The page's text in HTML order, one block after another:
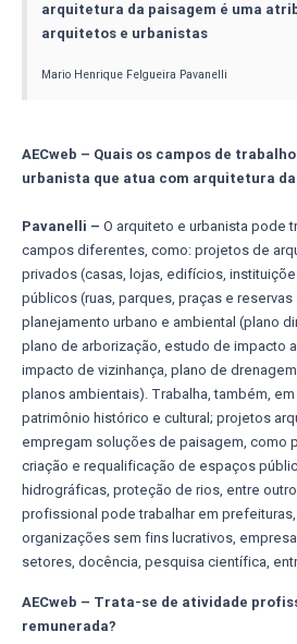
arquitetura da paisagem é uma
arquitetos e urbanistas
Mario Henrique Felgueira Pavanelli
AECweb – Quais os campos de
urbanista que atua com arquitetura da
Pavanelli – O arquiteto e urbanista pode
campos diferentes, como: projetos de
privados (casas, lojas, edifícios,
públicos (ruas, parques, praças e
planejamento urbano e ambiental (plano
plano de arborização, estudo de impacto
impacto de vizinhança, plano de
planos ambientais). Trabalha, também,
patrimônio histórico e cultural; projetos
empregam soluções de paisagem, como
criação e requalificação de espaços
hidrográficas, proteção de rios, entre
profissional pode trabalhar em
organizações sem fins lucrativos,
setores, docência, pesquisa científica,
AECweb – Trata-se de atividade
remunerada?